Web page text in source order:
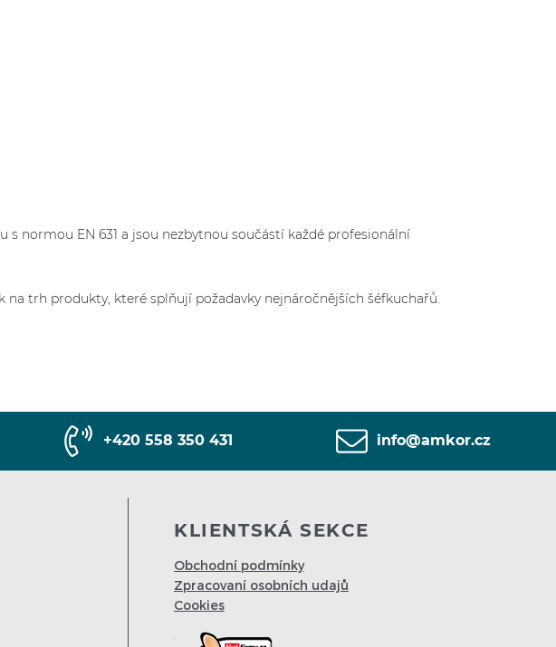
normou EN 631 a jsou nezbytnou součástí každé profesionální
trh produkty, které splňují požadavky nejnáročnějších šéfkuchařů.
+420 558 350 431 info@amkor.cz
KLIENTSKÁ SEKCE
Obchodní podmínky
Zpracovaní osobních udajů
Cookies